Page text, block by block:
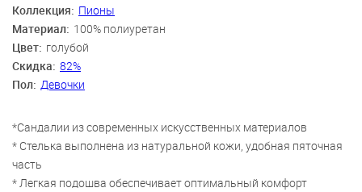
Коллекция: Пионы
Материал: 100% полиуретан
Цвет: голубой
Скидка: 82%
Пол: Девочки
*Сандалии из современных искусственных материалов
* Стелька выполнена из натуральной кожи, удобная пяточная
часть
* Легкая подошва обеспечивает оптимальный комфорт